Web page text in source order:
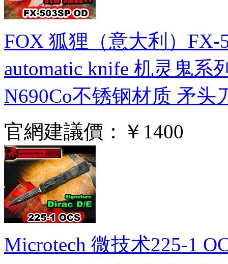
FOX 狐狸（意大利）FX-
automatic knife 机灵鬼系
N690Co不锈钢材质 矛头
官網建議價：
￥1400
Microtech 微技术225-1